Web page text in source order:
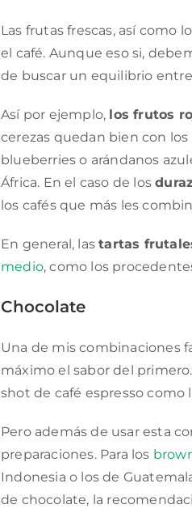
Las frutas frescas, así como
el café. Aunque eso si,
de buscar un equilibrio
Así por ejemplo, los frutos
cerezas quedan bien con los
blueberries o arándanos
África. En el caso de los
los cafés que más les
En general, lastartas
medio, como los
Chocolate
Una de mis combinaciones
máximo el sabor del
shot de café espresso como
Pero además de usar esta
preparaciones. Para los
Indonesia o los de
de chocolate, la